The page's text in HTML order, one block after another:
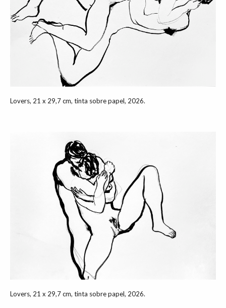
Lovers, 21 x 29,7 cm, tinta sobre papel, 2026.
Lovers, 21 x 29,7 cm, tinta sobre papel, 2026.